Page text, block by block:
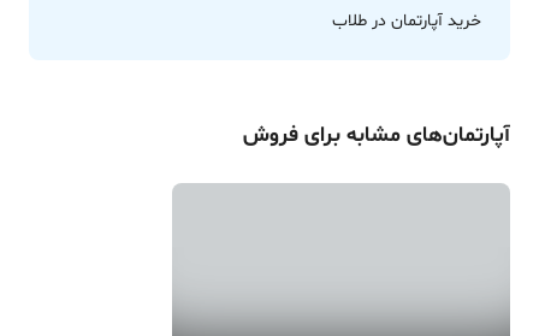
خرید آپارتمان در طلاب
آپارتمان‌های مشابه برای فروش